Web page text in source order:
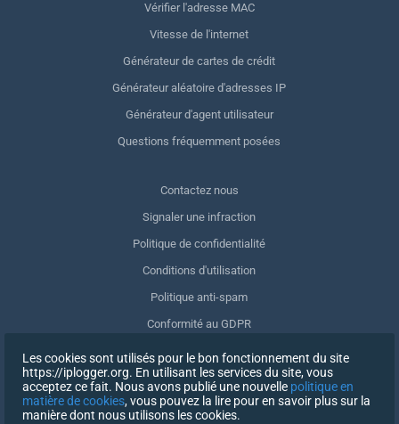
Vérifier l'adresse MAC
Vitesse de l'internet
Générateur de cartes de crédit
Générateur aléatoire d'adresses IP
Générateur d'agent utilisateur
Questions fréquemment posées
Contactez nous
Signaler une infraction
Politique de confidentialité
Conditions d'utilisation
Politique anti-spam
Conformité au GDPR
Supprimer mes données
Retrait du consentement
Les cookies sont utilisés pour le bon fonctionnement du site
https://iplogger.org. En utilisant les services du site, vous
acceptez ce fait. Nous avons publié une nouvelle politique en
matière de cookies, vous pouvez la lire pour en savoir plus sur la
manière dont nous utilisons les cookies.